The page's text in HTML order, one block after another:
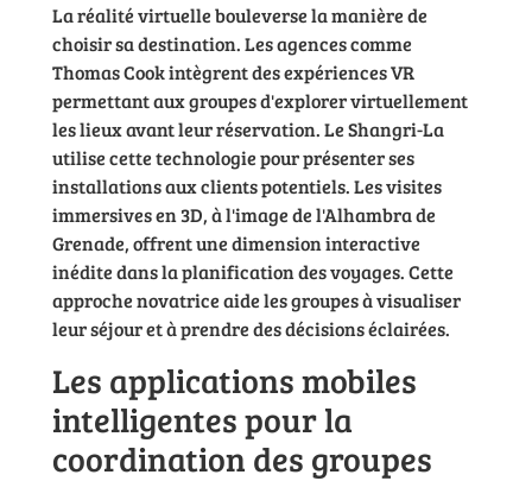
La réalité virtuelle bouleverse la manière de
choisir sa destination. Les agences comme
Thomas Cook intègrent des expériences VR
permettant aux groupes d'explorer virtuellement
les lieux avant leur réservation. Le Shangri-La
utilise cette technologie pour présenter ses
installations aux clients potentiels. Les visites
immersives en 3D, à l'image de l'Alhambra de
Grenade, offrent une dimension interactive
inédite dans la planification des voyages. Cette
approche novatrice aide les groupes à visualiser
leur séjour et à prendre des décisions éclairées.
Les applications mobiles
intelligentes pour la
coordination des groupes